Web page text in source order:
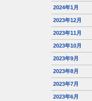
2024年1月
2023年12月
2023年11月
2023年10月
2023年9月
2023年8月
2023年7月
2023年6月